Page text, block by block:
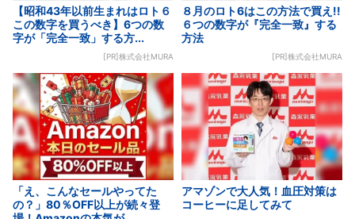
【昭和43年以前生まれはロト６
この数字を買うべき】6つの数
字が「完全一致」する方...
[PR]株式会社MURA
８月のロト6はこの方法で買え!!
６つの数字が『完全一致』する
方法
[PR]株式会社MURA
「え、こんなセールやってた
の？」80％OFF以上が続々登
アマゾンで大人気！血圧対策は
コーヒーに足してみて